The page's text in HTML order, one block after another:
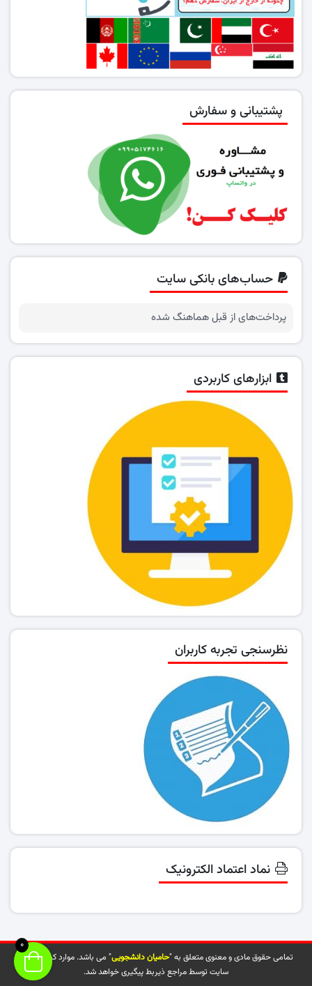
پشتیبانی و سفارش
حساب‌های بانکی سایت
پرداخت‌های از قبل هماهنگ شده
ابزارهای کاربردی
نظرسنجی تجربه کاربران
نماد اعتماد الکترونیک
تمامی حقوق مادی و معنوی متعلق به "حامیان دانشجویی" می باشد. موارد کپی شده از
سایت توسط مراجع ذیربط پیگیری خواهد شد.
0